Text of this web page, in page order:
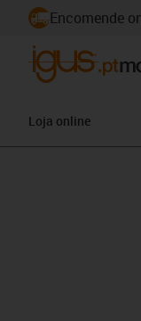
Encomende
Loja online